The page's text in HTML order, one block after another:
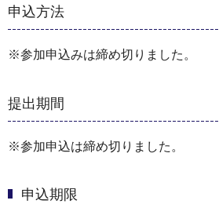
申込方法
※参加申込みは締め切りました。
提出期間
※参加申込は締め切りました。
申込期限